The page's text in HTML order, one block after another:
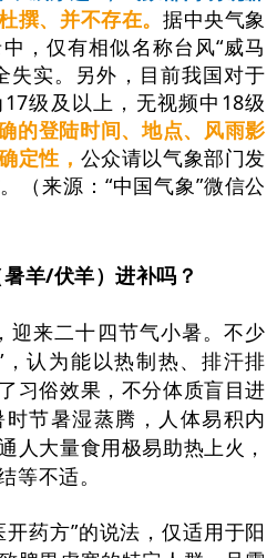
撰、并不存在。 据中央气象
，仅有相似名称台风“威马
失实。另外，目前我国对于
级及以上，无视频中18级
的登陆时间、地点、风雨影
定性， 公众请以气象部门发
（来源：“中国气象”微信公
羊/伏羊）进补吗？
迎来二十四节气小暑。不少
认为能以热制热、排汗排
习俗效果，不分体质盲目进
节暑湿蒸腾，人体易积内
人大量食用极易助热上火，
等不适。
药方”的说法，仅适用于阳